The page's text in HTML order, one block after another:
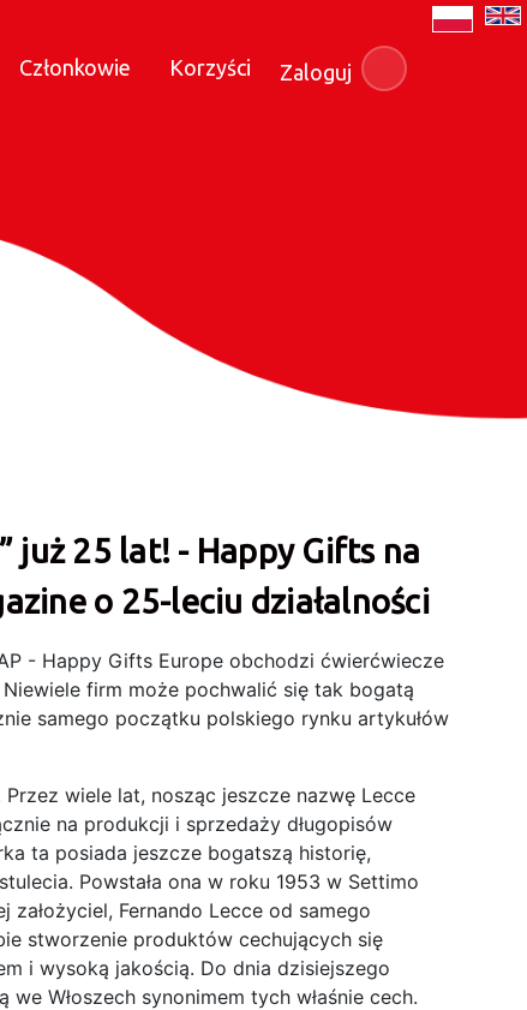
Członkowie Korzyści Zaloguj
już 25 lat! - Happy Gifts na
o 25-leciu działalności
- Happy Gifts Europe obchodzi ćwierćwiecze
firm może pochwalić się tak bogatą
samego początku polskiego rynku artykułów
Przez wiele lat, nosząc jeszcze nazwę Lecce
na produkcji i sprzedaży długopisów
ta posiada jeszcze bogatszą historię,
Powstała ona w roku 1953 w Settimo
założyciel, Fernando Lecce od samego
stworzenie produktów cechujących się
i wysoką jakością. Do dnia dzisiejszego
we Włoszech synonimem tych właśnie cech.